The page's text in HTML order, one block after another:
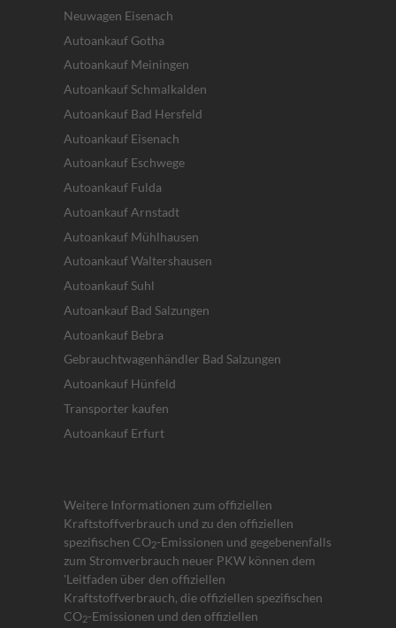
Neuwagen Eisenach
Autoankauf Gotha
Autoankauf Meiningen
Autoankauf Schmalkalden
Autoankauf Bad Hersfeld
Autoankauf Eisenach
Autoankauf Eschwege
Autoankauf Fulda
Autoankauf Arnstadt
Autoankauf Mühlhausen
Autoankauf Waltershausen
Autoankauf Suhl
Autoankauf Bad Salzungen
Autoankauf Bebra
Gebrauchtwagenhändler Bad Salzungen
Autoankauf Hünfeld
Transporter kaufen
Autoankauf Erfurt
Weitere Informationen zum offiziellen
Kraftstoffverbrauch und zu den offiziellen
spezifischen CO2-Emissionen und gegebenenfalls
zum Stromverbrauch neuer PKW können dem
'Leitfaden über den offiziellen
Kraftstoffverbrauch, die offiziellen spezifischen
CO2-Emissionen und den offiziellen